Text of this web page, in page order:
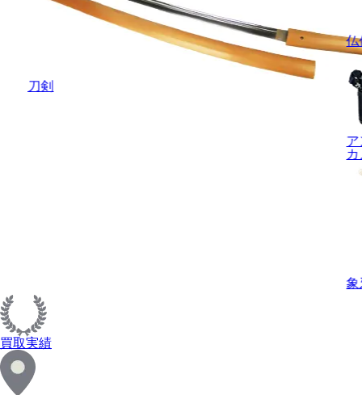
刀剣
仏
ア
象
買取実績